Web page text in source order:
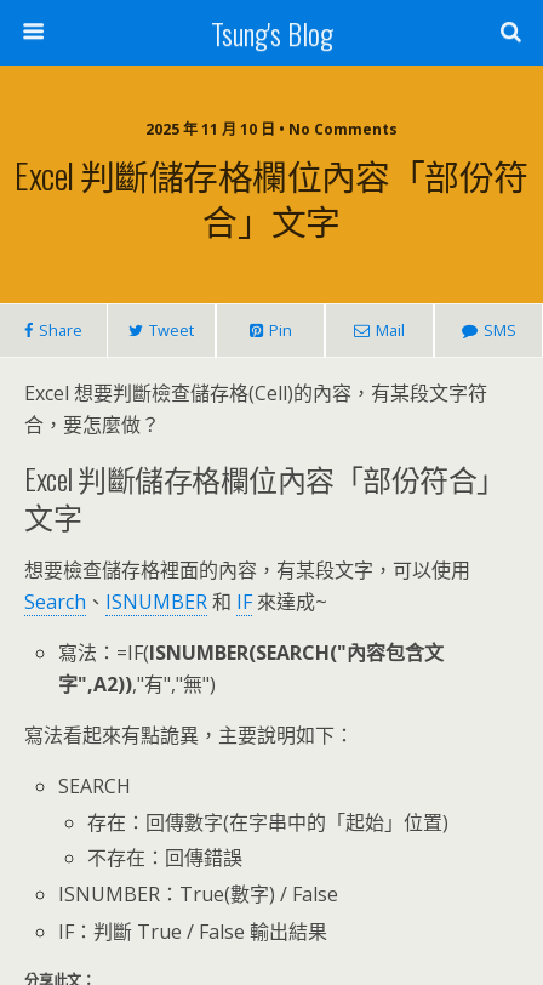
Tsung's Blog
2025 年 11 月 10 日 • No Comments
Excel 判斷儲存格欄位內容「部份符
合」文字
Share Tweet Pin Mail SMS
Excel 想要判斷檢查儲存格(Cell)的內容，有某段文字符
合，要怎麼做？
Excel 判斷儲存格欄位內容「部份符合」
文字
想要檢查儲存格裡面的內容，有某段文字，可以使用
Search 、 ISNUMBER和 IF來達成~
寫法：=IF(ISNUMBER(SEARCH("內容包含文
字",A2)),"有","無")
寫法看起來有點詭異，主要說明如下：
SEARCH
存在：回傳數字(在字串中的「起始」位置)
不存在：回傳錯誤
ISNUMBER：True(數字) / False
IF：判斷 True / False 輸出結果
分享此文：